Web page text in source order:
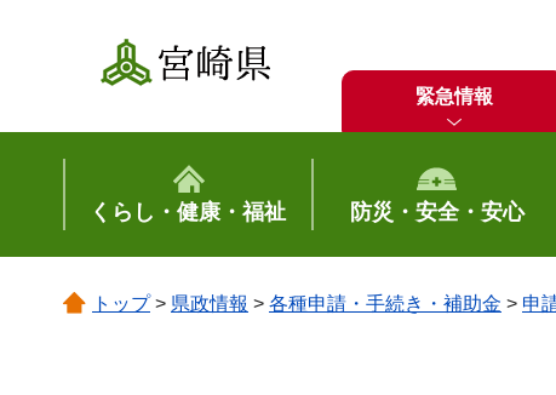
宮崎県
緊急情報
くらし・健康・福祉 防災・安全・安心
トップ> 県政情報 > 各種申請・手続き・補助金 > 申